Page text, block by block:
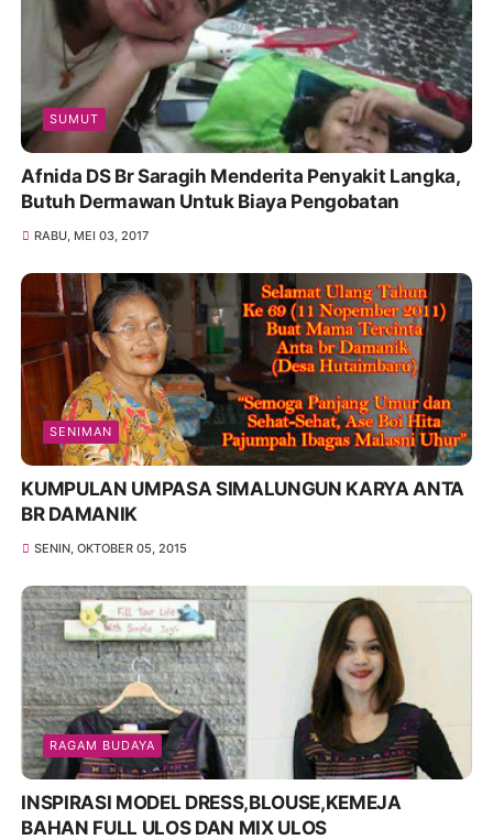
SUMUT
Afnida DS Br Saragih Menderita Penyakit Langka,
Butuh Dermawan Untuk Biaya Pengobatan
RABU, MEI 03, 2017
SENIMAN
KUMPULAN UMPASA SIMALUNGUN KARYA ANTA
BR DAMANIK
SENIN, OKTOBER 05, 2015
RAGAM BUDAYA
INSPIRASI MODEL DRESS,BLOUSE,KEMEJA
BAHAN FULL ULOS DAN MIX ULOS